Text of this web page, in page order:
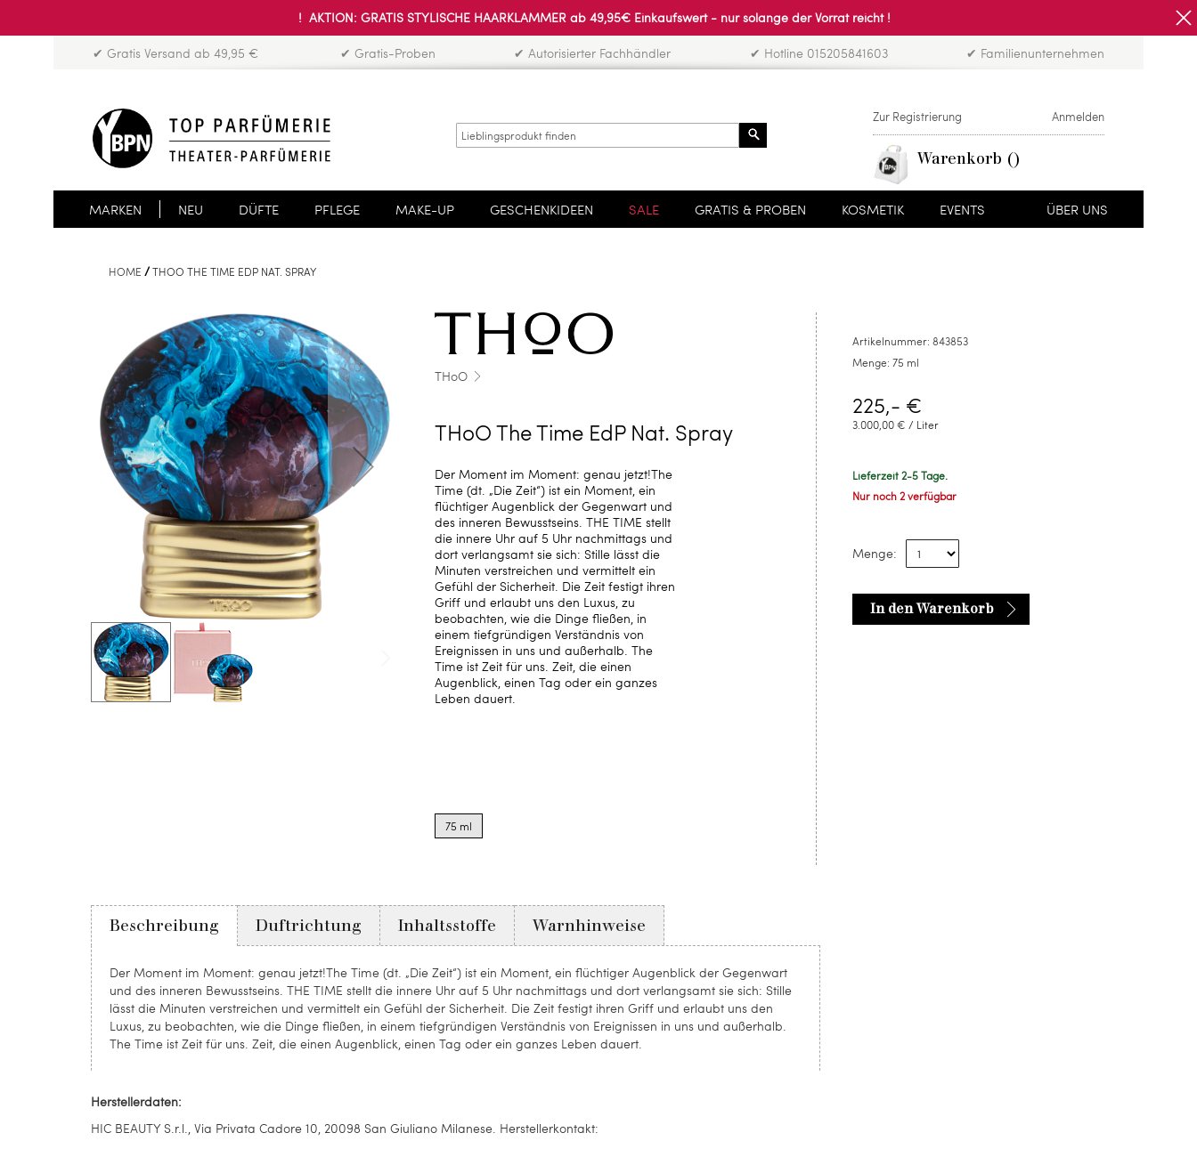
! AKTION: GRATIS STYLISCHE HAARKLAMMER ab 49,95€ Einkaufswert - nur solange der Vorrat reicht !
✔ Gratis Versand ab 49,95 € ✔ Gratis-Proben ✔ Autorisierter Fachhändler ✔ Hotline 015205841603 ✔ Familienunternehmen
Zur Registrierung Anmelden
Warenkorb
MARKEN NEU DÜFTE PFLEGE MAKE-UP GESCHENKIDEEN SALE GRATIS & PROBEN KOSMETIK EVENTS ÜBER UNS
HOME THOO THE TIME EDP NAT. SPRAY
THoO
THoO The Time EdP Nat. Spray
Der Moment im Moment: genau jetzt!The
Time (dt. „Die Zeit“) ist ein Moment, ein
flüchtiger Augenblick der Gegenwart und
des inneren Bewusstseins. THE TIME stellt
die innere Uhr auf 5 Uhr nachmittags und
dort verlangsamt sie sich: Stille lässt die
Minuten verstreichen und vermittelt ein
Gefühl der Sicherheit. Die Zeit festigt ihren
Griff und erlaubt uns den Luxus, zu
beobachten, wie die Dinge fließen, in
einem tiefgründigen Verständnis von
Ereignissen in uns und außerhalb. The
Time ist Zeit für uns. Zeit, die einen
Augenblick, einen Tag oder ein ganzes
Leben dauert.
options
for75 ml
Artikelnummer: 843853
Menge: 75 ml
225,- €
3.000,00 € / Liter
Lieferzeit 2-5 Tage.
Nur noch 2 verfügbar
Menge:
In den Warenkorb
Beschreibung
Der Moment im Moment: genau jetzt!The Time (dt. „Die Zeit“) ist ein Moment, ein flüchtiger Augenblick der Gegenwart
und des inneren Bewusstseins. THE TIME stellt die innere Uhr auf 5 Uhr nachmittags und dort verlangsamt sie sich: Stille
lässt die Minuten verstreichen und vermittelt ein Gefühl der Sicherheit. Die Zeit festigt ihren Griff und erlaubt uns den
Luxus, zu beobachten, wie die Dinge fließen, in einem tiefgründigen Verständnis von Ereignissen in uns und außerhalb.
The Time ist Zeit für uns. Zeit, die einen Augenblick, einen Tag oder ein ganzes Leben dauert.
Duftrichtung Inhaltsstoffe Warnhinweise
Herstellerdaten:
HIC BEAUTY S.r.l., Via Privata Cadore 10, 20098 San Giuliano Milanese. Herstellerkontakt: